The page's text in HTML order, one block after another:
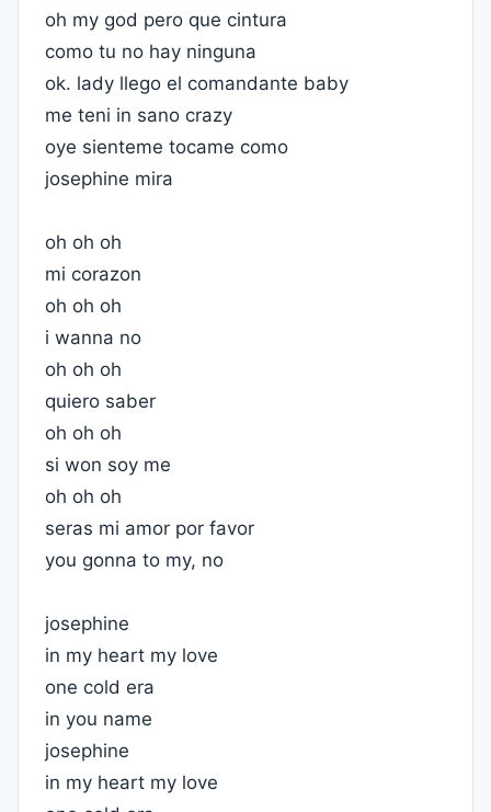
oh my god pero que cintura
como tu no hay ninguna
ok. lady llego el comandante baby
me teni in sano crazy
oye sienteme tocame como
josephine mira
oh oh oh
mi corazon
oh oh oh
i wanna no
oh oh oh
quiero saber
oh oh oh
si won soy me
oh oh oh
seras mi amor por favor
you gonna to my, no
josephine
in my heart my love
one cold era
in you name
josephine
in my heart my love